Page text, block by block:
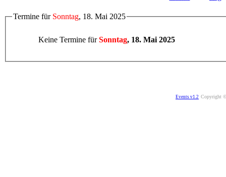
Termine für Sonntag, 18. Mai 2025
Keine Termine fürSonntag, 18. Mai 2025
Events v1.2 Copyright